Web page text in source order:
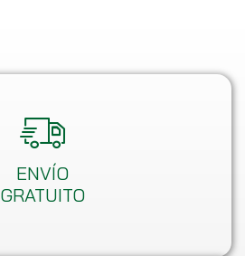
ENVÍO
GRATUITO